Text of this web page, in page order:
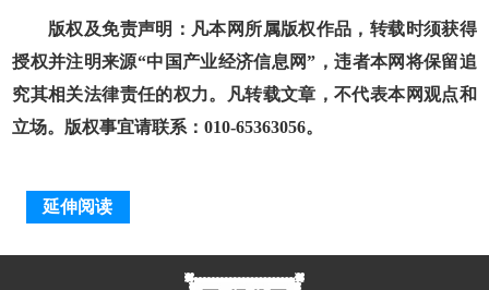
版权及免责声明：凡本网所属版权作品，转载时须获得
授权并注明来源“中国产业经济信息网”，违者本网将保留追
究其相关法律责任的权力。凡转载文章，不代表本网观点和
立场。版权事宜请联系：010-65363056。
延伸阅读